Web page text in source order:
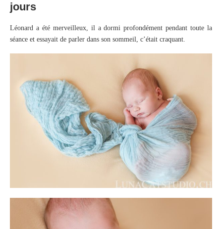
jours
Léonard a été merveilleux, il a dormi profondément pendant toute la
séance et essayait de parler dans son sommeil, c’était craquant.